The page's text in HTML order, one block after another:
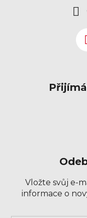
Vložte svůj e-
informace o